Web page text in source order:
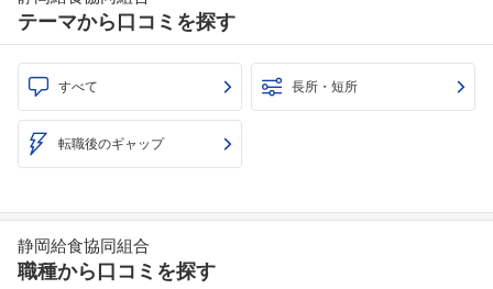
テーマから口コミを探す
すべて 長所・短所
転職後のギャップ
静岡給食協同組合
職種から口コミを探す